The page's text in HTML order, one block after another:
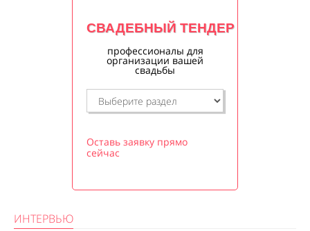
СВАДЕБНЫЙ ТЕНДЕР
профессионалы для
организации вашей
свадьбы
Оставь заявку прямо
сейчас
ИНТЕРВЬЮ